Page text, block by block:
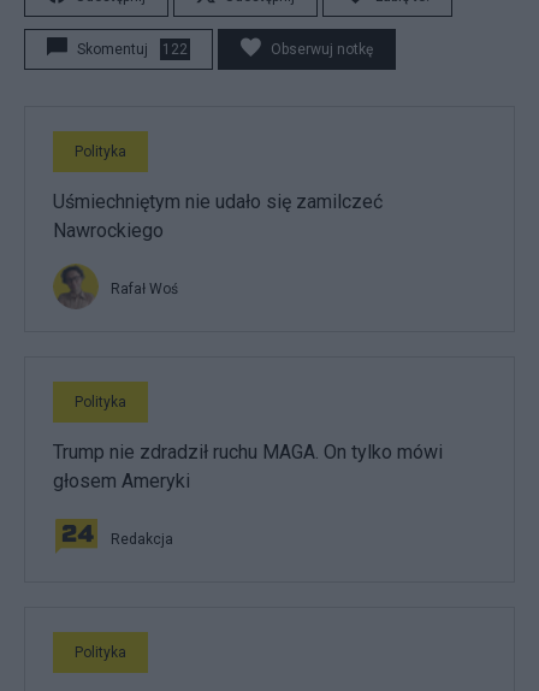
Skomentuj 122 Obserwuj notkę
Polityka
Uśmiechniętym nie udało się zamilczeć
Nawrockiego
Rafał Woś
Polityka
Trump nie zdradził ruchu MAGA. On tylko mówi
głosem Ameryki
Redakcja
Polityka